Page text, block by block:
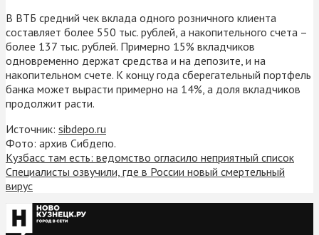
В ВТБ средний чек вклада одного розничного клиента
составляет более 550 тыс. рублей, а накопительного счета –
более 137 тыс. рублей. Примерно 15% вкладчиков
одновременно держат средства и на депозите, и на
накопительном счете. К концу года сберегательный портфель
банка может вырасти примерно на 14%, а доля вкладчиков
продолжит расти.
Источник: sibdepo.ru
Фото: архив Сибдепо.
Кузбасс там есть: ведомство огласило неприятный список
Специалисты озвучили, где в России новый смертельный
вирус